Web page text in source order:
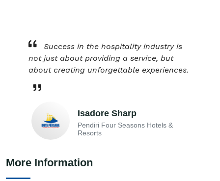
Success in the hospitality industry is
not just about providing a service, but
about creating unforgettable experiences.
Isadore Sharp
Pendiri Four Seasons Hotels &
Resorts
More Information